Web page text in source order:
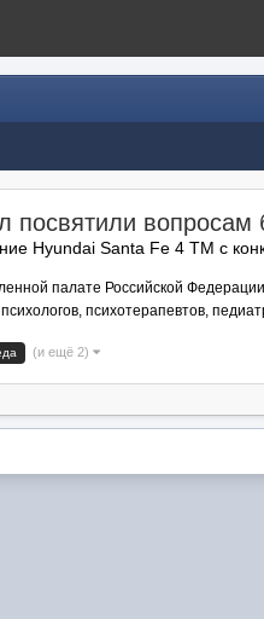
посвятили вопросам
Hyundai Santa Fe 4 TM с
палате Российской
психотерапевтов,
(и ещё 2)